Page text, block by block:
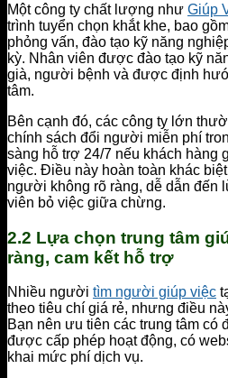
Một công ty chất lượng như Giúp
trình tuyển chọn khắt khe, bao
phỏng vấn, đào tạo kỹ năng
kỳ. Nhân viên được đào tạo kỹ
già, người bệnh và được định
tâm.
Bên cạnh đó, các công ty lớn
chính sách đổi người miễn phí
sàng hỗ trợ 24/7 nếu khách
việc. Điều này hoàn toàn khác
người không rõ ràng, dễ dẫn đến
viên bỏ việc giữa chừng.
2.2 Lựa chọn trung tâm
ràng, cam kết hỗ trợ
Nhiều người tìm người giúp việc
theo tiêu chí giá rẻ, nhưng điều
Bạn nên ưu tiên các trung tâm có
được cấp phép hoạt động, có
khai mức phí dịch vụ.